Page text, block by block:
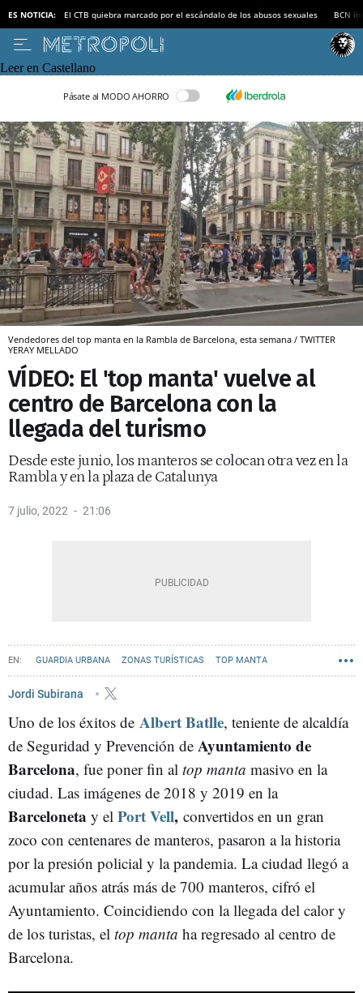
ES NOTICIA: El CTB quiebra marcado por el escándalo de los abusos sexuales BCN
Leer en Castellano
Pásate al MODO AHORRO
Vendedores del top manta en la Rambla de Barcelona, esta semana / TWITTER
YERAY MELLADO
VÍDEO: El 'top manta' vuelve al
centro de Barcelona con la
llegada del turismo
Desde este junio, los manteros se colocan otra vez en la
Rambla y en la plaza de Catalunya
7 julio, 2022 21:06
GUARDIA URBANA ZONAS TURÍSTICAS TOP MANTA
Jordi Subirana
Uno de los éxitos de Albert Batlle, teniente de alcaldía
de Seguridad y Prevención de Ayuntamiento de
Barcelona, fue poner fin al top manta masivo en la
ciudad. Las imágenes de 2018 y 2019 en la
Barceloneta y el Port Vell, convertidos en un gran
zoco con centenares de manteros, pasaron a la historia
por la presión policial y la pandemia. La ciudad llegó a
acumular años atrás más de 700 manteros, cifró el
Ayuntamiento. Coincidiendo con la llegada del calor y
de los turistas, el top manta ha regresado al centro de
Barcelona.